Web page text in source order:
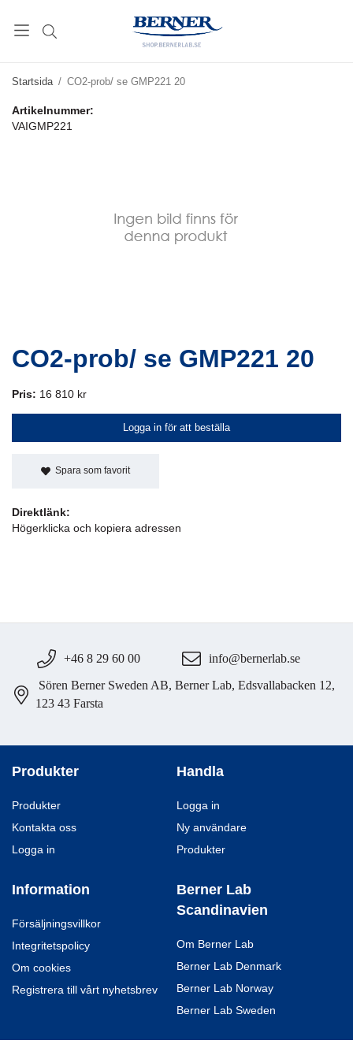
Startsida / CO2-prob/ se GMP221 20
Artikelnummer:
VAIGMP221
CO2-prob/ se GMP221 20
Pris: 16 810 kr
Logga in för att beställa
Spara som favorit
Direktlänk:
Högerklicka och kopiera adressen
+46 8 29 60 00 info@bernerlab.se
Sören Berner Sweden AB, Berner Lab, Edsvallabacken 12,
123 43 Farsta
Produkter
Produkter
Kontakta oss
Logga in
Handla
Logga in
Ny användare
Produkter
Information
Försäljningsvillkor
Integritetspolicy
Om cookies
Registrera till vårt nyhetsbrev
Berner Lab
Scandinavien
Om Berner Lab
Berner Lab Denmark
Berner Lab Norway
Berner Lab Sweden